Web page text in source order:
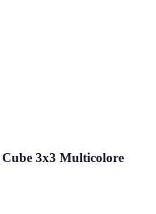
Cube 3x3 Multicolore